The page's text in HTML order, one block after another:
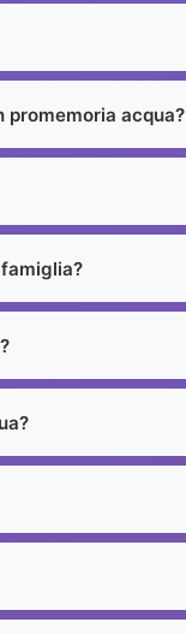
promemoria acqua?